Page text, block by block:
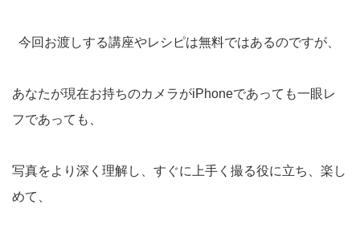
今回お渡しする講座やレシピは無料ではあるのですが、
あなたが現在お持ちのカメラがiPhoneであっても一眼レ
フであっても、
写真をより深く理解し、すぐに上手く撮る役に立ち、楽し
めて、